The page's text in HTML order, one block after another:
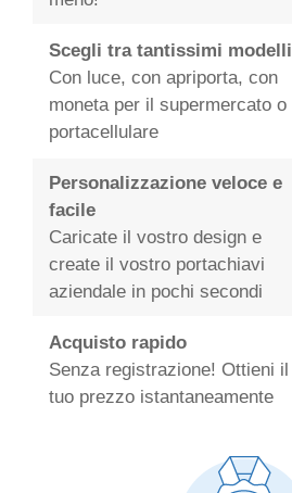
Scegli tra tantissimi modelli
Con luce, con apriporta, con
moneta per il supermercato o
portacellulare
Personalizzazione veloce e
facile
Caricate il vostro design e
create il vostro portachiavi
aziendale in pochi secondi
Acquisto rapido
Senza registrazione! Ottieni il
tuo prezzo istantaneamente